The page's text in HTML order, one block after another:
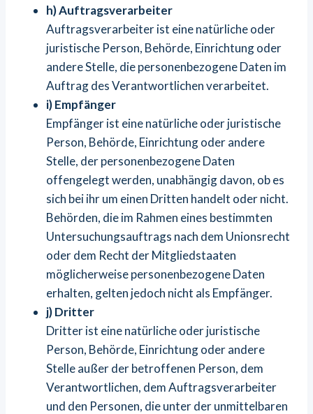
h) Auftragsverarbeiter
Auftragsverarbeiter ist eine natürliche oder
juristische Person, Behörde, Einrichtung oder
andere Stelle, die personenbezogene Daten im
Auftrag des Verantwortlichen verarbeitet.
i) Empfänger
Empfänger ist eine natürliche oder juristische
Person, Behörde, Einrichtung oder andere
Stelle, der personenbezogene Daten
offengelegt werden, unabhängig davon, ob es
sich bei ihr um einen Dritten handelt oder nicht.
Behörden, die im Rahmen eines bestimmten
Untersuchungsauftrags nach dem Unionsrecht
oder dem Recht der Mitgliedstaaten
möglicherweise personenbezogene Daten
erhalten, gelten jedoch nicht als Empfänger.
j) Dritter
Dritter ist eine natürliche oder juristische
Person, Behörde, Einrichtung oder andere
Stelle außer der betroffenen Person, dem
Verantwortlichen, dem Auftragsverarbeiter
und den Personen, die unter der unmittelbaren